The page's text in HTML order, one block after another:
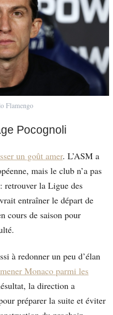
Flamengo
Pocognoli
un goût amer. L’ASM a
mais le club n’a pas
la Ligue des
entraîner le départ de
cours de saison pour
à redonner un peu d’élan
Monaco parmi les
la direction a
préparer la suite et éviter